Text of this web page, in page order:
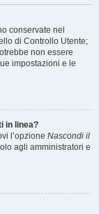
conservate nel
di Controllo Utente;
non essere
impostazioni e le
in linea?
l’opzione Nascondi il
agli amministratori e